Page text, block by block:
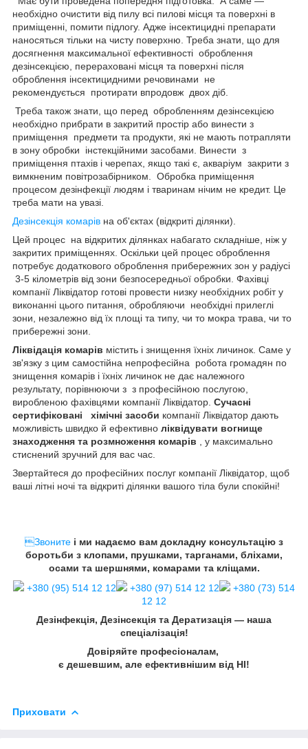
необхідно очистити від пилу всі пилові місця та поверхні в
приміщенні, помити підлогу. Адже інсектицидні препарати
наносяться тільки на чисту поверхню. Треба знати, що для
досягнення максимальної ефективності оброблення
дезінсекцією, перераховані місця та поверхні після
оброблення інсектицидними речовинами не
рекомендується протирати впродовж двох діб.
Треба також знати, що перед обробленням дезінсекцією
необхідно прибрати в закритий простір або винести з
приміщення предмети та продукти, які не мають потрапляти
в зону обробки інстекційними засобами. Винести з
приміщення птахів і черепах, якщо такі є, акваріум закрити з
вимкненим повітрозабірником. Обробка приміщення
процесом дезінфекції людям і тваринам нічим не кредит. Це
треба мати на увазі.
Дезінсекція комарів на об'єктах (відкриті ділянки).
Цей процес на відкритих ділянках набагато складніше, ніж у
закритих приміщеннях. Оскільки цей процес оброблення
потребує додаткового оброблення прибережних зон у радіусі
3-5 кілометрів від зони безпосередньої обробки. Фахівці
компанії Ліквідатор готові провести низку необхідних робіт у
виконанні цього питання, обробляючи необхідні прилеглі
зони, незалежно від їх площі та типу, чи то мокра трава, чи то
прибережні зони.
Ліквідація комарів містить і знищення їхніх личинок. Саме у
зв'язку з цим самостійна непрофесійна робота громадян по
знищення комарів і їхніх личинок не дає належного
результату, порівнюючи з з професійною послугою,
виробленою фахівцями компанії Ліквідатор. Сучасні
сертифіковані хімічні засоби компанії Ліквідатор дають
можливість швидко й ефективно ліквідувати вогнище
знаходження та розмноження комарів , у максимально
стиснений зручний для вас час.
Звертайтеся до професійних послуг компанії Ліквідатор, щоб
ваші літні ночі та відкриті ділянки вашого тіла були спокійні!
Звоните і ми надаємо вам докладну консультацію з
боротьби з клопами, прушками, тарганами, бліхами,
осами та шершнями, комарами та кліщами.
+380 (95) 514 12 12
+380 (97) 514 12 12
+380 (73) 514
12 12
Дезінфекція, Дезінсекція та Дератизація — наша
спеціалізація!
Довіряйте професіоналам,
є дешевшим, але ефективнішим від НІ!
Приховати